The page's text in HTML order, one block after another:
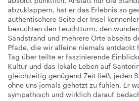
abzuklappern, hat er das Erlebnis so
authentischere Seite der Insel
besuchten den Leuchtturm, den
Sandstrand und mehrere Orte abseits
Pfade, die wir alleine niemals entdeckt
Tag über teilte er faszinierende
Kultur und das lokale Leben auf
gleichzeitig genügend Zeit ließ, jeden
ohne uns jemals gehetzt zu fühlen. Er
sympathisch und wirklich darauf